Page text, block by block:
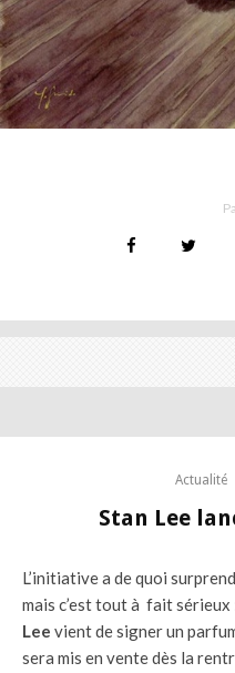
Actualité
Stan Lee
L’initiative a de quoi
mais c’est tout à fait sérieux
Lee vient de signer un
sera mis en vente dès la